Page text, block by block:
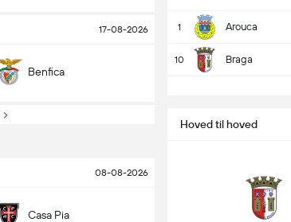
17-08-2026
Benfica
08-08-2026
Casa Pia
1 Arouca
10 Braga
Hoved til hoved